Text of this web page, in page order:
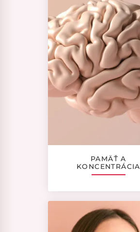
PAMÄŤ A
KONCENTRÁCIA